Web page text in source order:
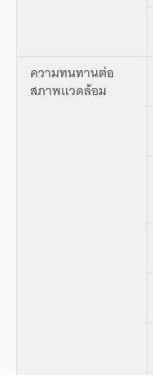
ความทนทานต่อ
สภาพแวดล้อม